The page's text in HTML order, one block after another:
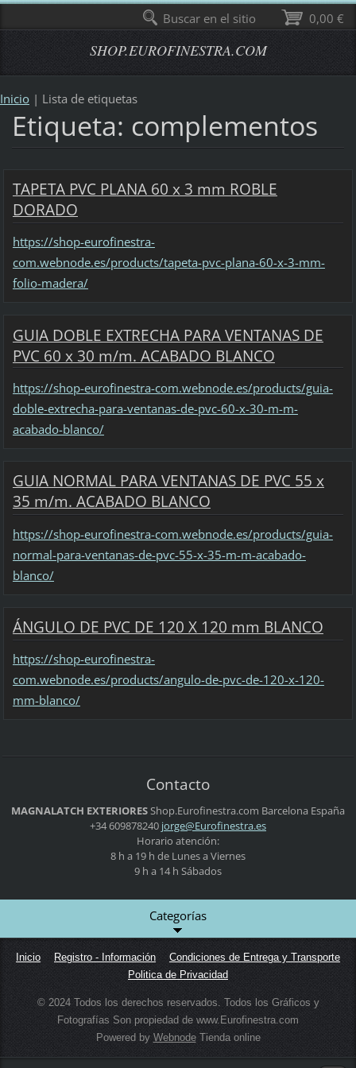
SHOP.EUROFINESTRA.COM
Inicio | Lista de etiquetas
Etiqueta: complementos
TAPETA PVC PLANA 60 x 3 mm ROBLE
DORADO
https://shop-eurofinestra-
com.webnode.es/products/tapeta-pvc-plana-60-x-3-mm-
folio-madera/
GUIA DOBLE EXTRECHA PARA VENTANAS DE
PVC 60 x 30 m/m. ACABADO BLANCO
https://shop-eurofinestra-com.webnode.es/products/guia-
doble-extrecha-para-ventanas-de-pvc-60-x-30-m-m-
acabado-blanco/
GUIA NORMAL PARA VENTANAS DE PVC 55 x
35 m/m. ACABADO BLANCO
https://shop-eurofinestra-com.webnode.es/products/guia-
normal-para-ventanas-de-pvc-55-x-35-m-m-acabado-
blanco/
ÁNGULO DE PVC DE 120 X 120 mm BLANCO
https://shop-eurofinestra-
com.webnode.es/products/angulo-de-pvc-de-120-x-120-
mm-blanco/
Contacto
MAGNALATCH EXTERIORESShop.Eurofinestra.com Barcelona España
+34 609878240 jorge@Eurofinestra.es
Horario atención:
8 h a 19 h de Lunes a Viernes
9 h a 14 h Sábados
Categorías
Inicio Registro - Información
Condiciones de Entrega y Transporte
Politica de Privacidad
© 2024 Todos los derechos reservados. Todos los Gráficos y
Fotografías Son propiedad de www.Eurofinestra.com
Powered by WebnodeTienda online
0,00 €
Buscar en el sitio